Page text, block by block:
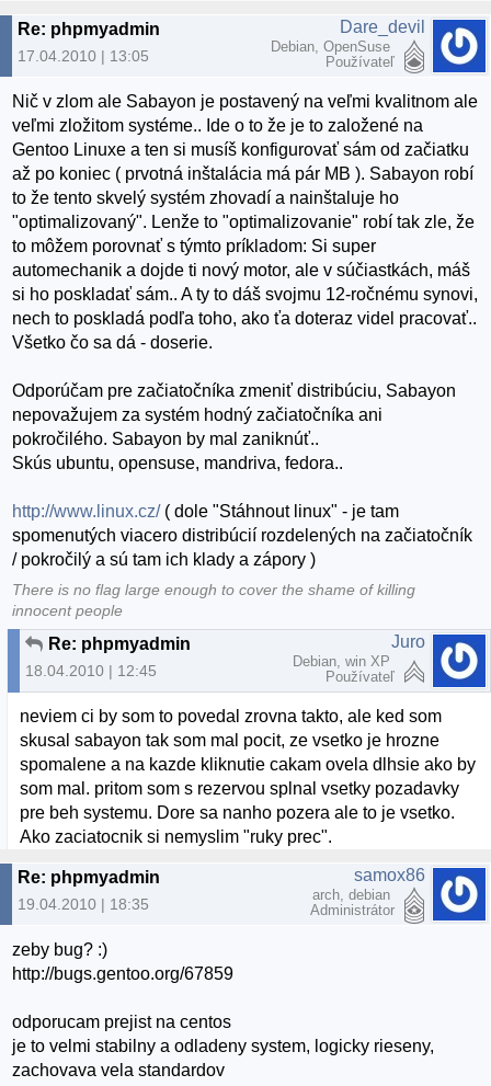
Re: phpmyadmin
17.04.2010 | 13:05
Dare_devil
Debian, OpenSuse
Používateľ
Nič v zlom ale Sabayon je postavený na veľmi kvalitnom ale
veľmi zložitom systéme.. Ide o to že je to založené na
Gentoo Linuxe a ten si musíš konfigurovať sám od začiatku
až po koniec ( prvotná inštalácia má pár MB ). Sabayon robí
to že tento skvelý systém zhovadí a nainštaluje ho
"optimalizovaný". Lenže to "optimalizovanie" robí tak zle, že
to môžem porovnať s týmto príkladom: Si super
automechanik a dojde ti nový motor, ale v súčiastkách, máš
si ho poskladať sám.. A ty to dáš svojmu 12-ročnému synovi,
nech to poskladá podľa toho, ako ťa doteraz videl pracovať..
Všetko čo sa dá - doserie.
Odporúčam pre začiatočníka zmeniť distribúciu, Sabayon
nepovažujem za systém hodný začiatočníka ani
pokročilého. Sabayon by mal zaniknúť..
Skús ubuntu, opensuse, mandriva, fedora..
http://www.linux.cz/( dole "Stáhnout linux" - je tam
spomenutých viacero distribúcií rozdelených na začiatočník
/ pokročilý a sú tam ich klady a zápory )
There is no flag large enough to cover the shame of killing
innocent people
Re: phpmyadmin
18.04.2010 | 12:45
Juro
Debian, win XP
Používateľ
neviem ci by som to povedal zrovna takto, ale ked som
skusal sabayon tak som mal pocit, ze vsetko je hrozne
spomalene a na kazde kliknutie cakam ovela dlhsie ako by
som mal. pritom som s rezervou splnal vsetky pozadavky
pre beh systemu. Dore sa nanho pozera ale to je vsetko.
Ako zaciatocnik si nemyslim "ruky prec".
Re: phpmyadmin
19.04.2010 | 18:35
samox86
arch, debian
Administrátor
zeby bug? :)
http://bugs.gentoo.org/67859
odporucam prejist na centos
je to velmi stabilny a odladeny system, logicky rieseny,
zachovava vela standardov